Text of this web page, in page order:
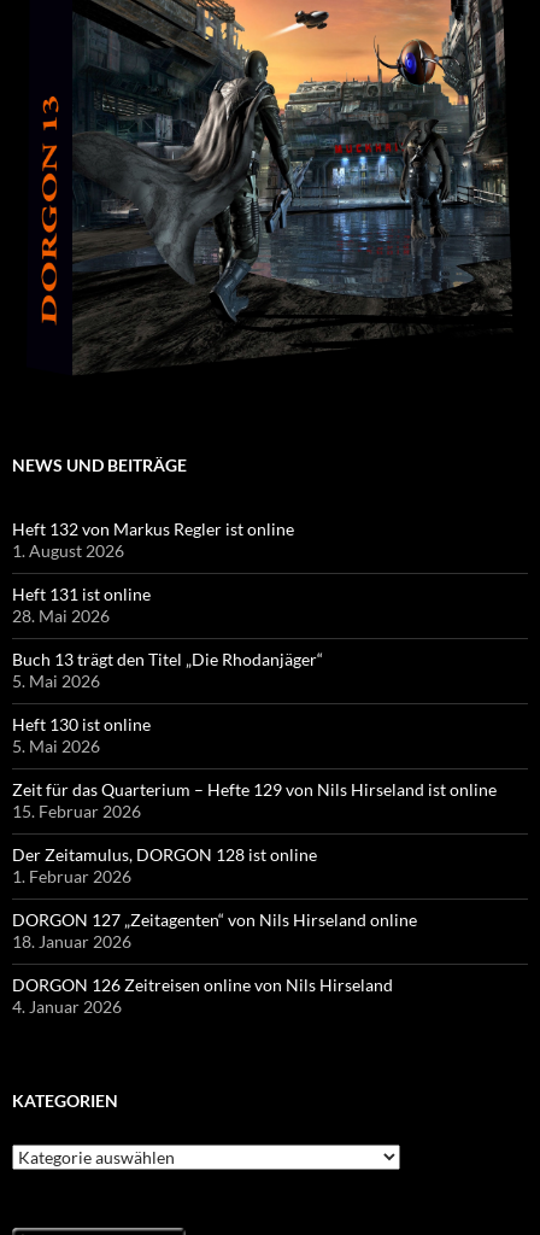
NEWS UND BEITRÄGE
Heft 132 von Markus Regler ist online
1. August 2026
Heft 131 ist online
28. Mai 2026
Buch 13 trägt den Titel „Die Rhodanjäger“
5. Mai 2026
Heft 130 ist online
5. Mai 2026
Zeit für das Quarterium – Hefte 129 von Nils Hirseland ist online
15. Februar 2026
Der Zeitamulus, DORGON 128 ist online
1. Februar 2026
DORGON 127 „Zeitagenten“ von Nils Hirseland online
18. Januar 2026
DORGON 126 Zeitreisen online von Nils Hirseland
4. Januar 2026
KATEGORIEN
Kategorien